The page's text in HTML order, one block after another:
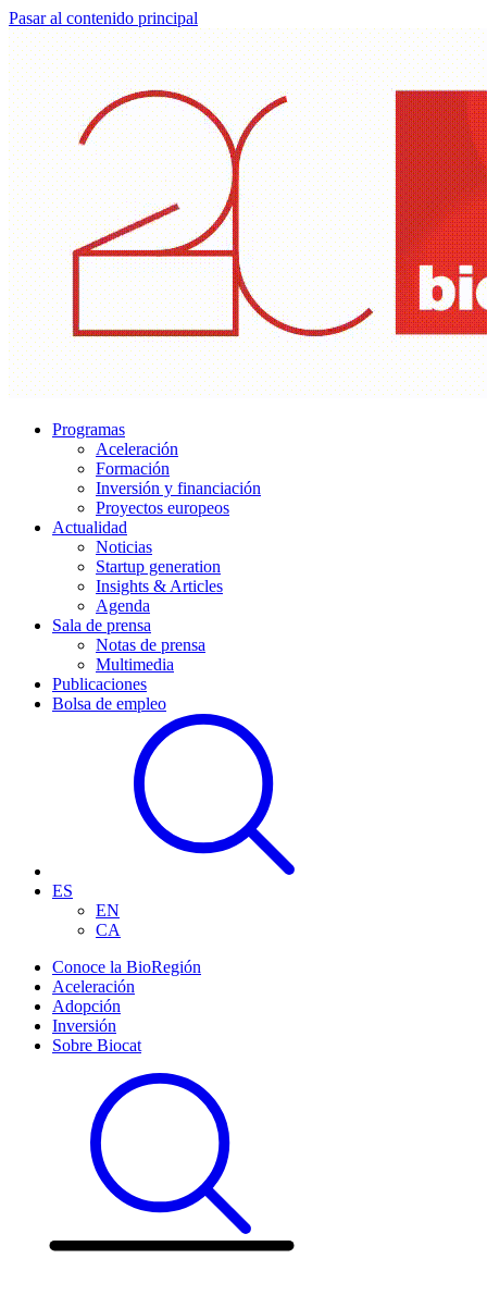
Pasar al contenido principal
Programas
Aceleración
Formación
Inversión y financiación
Proyectos europeos
Actualidad
Noticias
Startup generation
Insights & Articles
Agenda
Sala de prensa
Notas de prensa
Multimedia
Publicaciones
Bolsa de empleo
ES
EN
CA
Conoce la BioRegión
Aceleración
Adopción
Inversión
Sobre Biocat